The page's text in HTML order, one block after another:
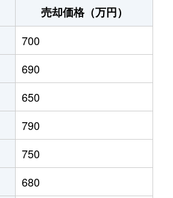
野幌
700万円
1,600万円
1,600万円
1,400万円
1,700万円
1,700万円
売却価格（万円）
700
690
650
790
750
680